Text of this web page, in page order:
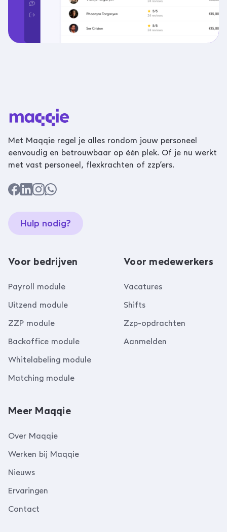
Met Maqqie regel je alles rondom jouw personeel
eenvoudig en betrouwbaar op één plek. Of je nu werkt
met vast personeel, flexkrachten of zzp’ers.
Hulp nodig?
Voor bedrijven
Payroll module
Uitzend module
ZZP module
Backoffice module
Whitelabeling module
Matching module
Voor medewerkers
Vacatures
Shifts
Zzp-opdrachten
Aanmelden
Meer Maqqie
Over Maqqie
Werken bij Maqqie
Nieuws
Ervaringen
Contact